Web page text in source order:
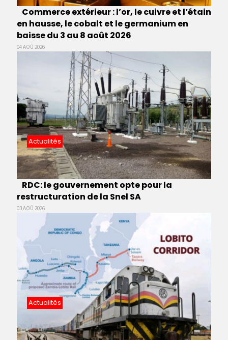
Commerce extérieur : l’or, le cuivre et l’étain
en hausse, le cobalt et le germanium en
baisse du 3 au 8 août 2026
04 AOÛ 2026
Actualités
RDC: le gouvernement opte pour la
restructuration de la Snel SA
03 AOÛ 2026
Actualités